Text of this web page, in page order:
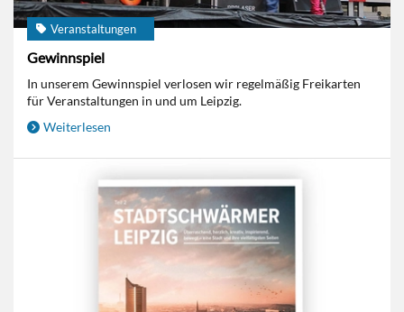
Veranstaltungen
Gewinnspiel
In unserem Gewinnspiel verlosen wir regelmäßig Freikarten
für Veranstaltungen in und um Leipzig.
Weiterlesen